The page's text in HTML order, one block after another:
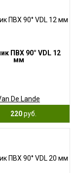
ПВХ 90° VDL 12
мм
De Lande
220руб.